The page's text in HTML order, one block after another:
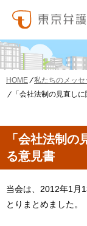
HOME 私たちのメッセ
「会社法制の見直し
「会社法制
る意見書
当会は、2012年1月
とりまとめました。